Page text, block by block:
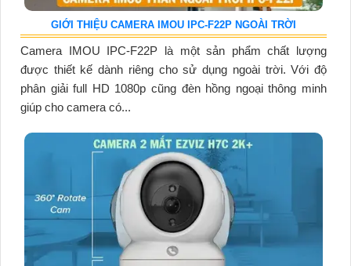
GIỚI THIỆU CAMERA IMOU IPC-F22P NGOÀI TRỜI
Camera IMOU IPC-F22P là một sản phẩm chất lượng
được thiết kế dành riêng cho sử dụng ngoài trời. Với độ
phân giải full HD 1080p cũng đèn hồng ngoại thông minh
giúp cho camera có...